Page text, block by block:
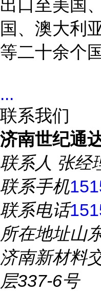
出口至美国
国、澳大利
等二十余个
...
联系我们
济南世纪通
联系人 张经
联系手机
联系电话
所在地址山
济南新材料
层337-6号